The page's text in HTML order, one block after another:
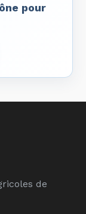
pour
de